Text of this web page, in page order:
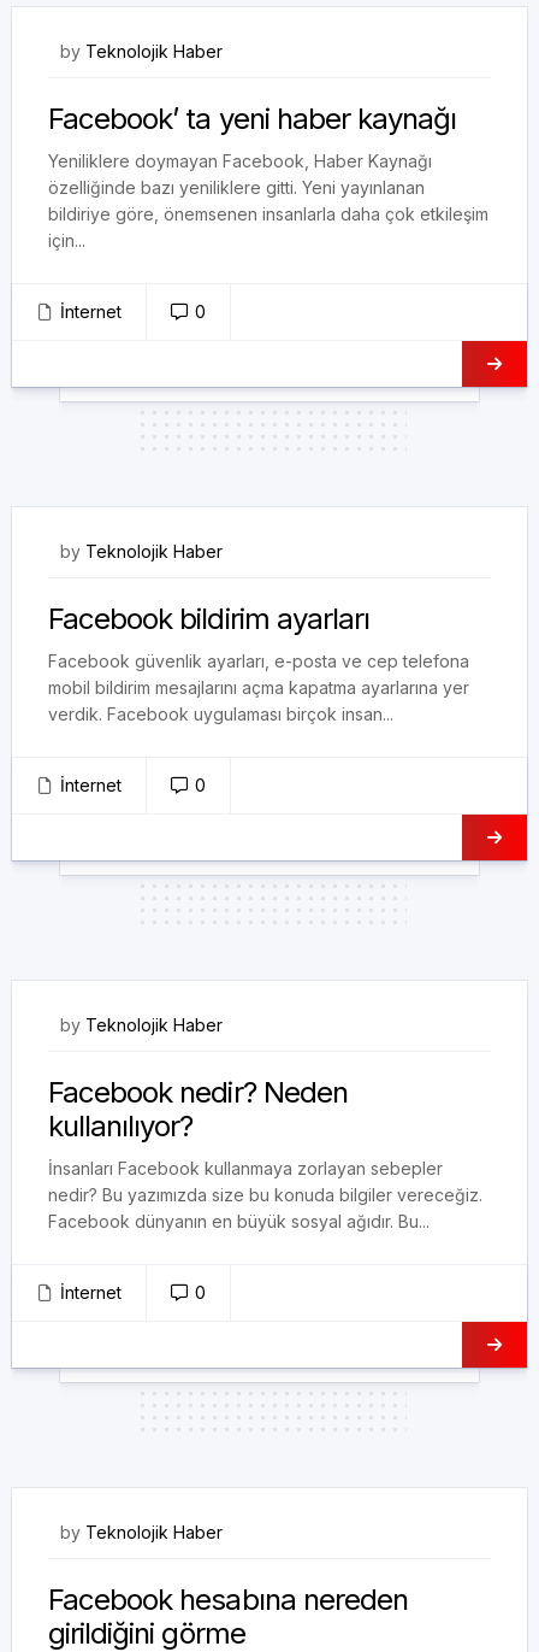
by Teknolojik Haber
Facebook’ ta yeni haber kaynağı
Yeniliklere doymayan Facebook, Haber Kaynağı
özelliğinde bazı yeniliklere gitti. Yeni yayınlanan
bildiriye göre, önemsenen insanlarla daha çok etkileşim
için...
İnternet 0
by Teknolojik Haber
Facebook bildirim ayarları
Facebook güvenlik ayarları, e-posta ve cep telefona
mobil bildirim mesajlarını açma kapatma ayarlarına yer
verdik. Facebook uygulaması birçok insan...
İnternet 0
by Teknolojik Haber
Facebook nedir? Neden
kullanılıyor?
İnsanları Facebook kullanmaya zorlayan sebepler
nedir? Bu yazımızda size bu konuda bilgiler vereceğiz.
Facebook dünyanın en büyük sosyal ağıdır. Bu...
İnternet 0
by Teknolojik Haber
Facebook hesabına nereden
girildiğini görme